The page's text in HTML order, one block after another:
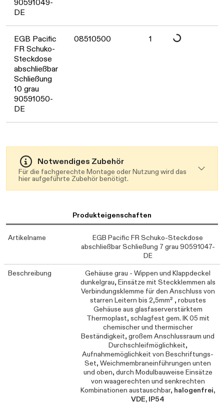
90591049-
DE
EGB Pacific
FR Schuko-
Steckdose
abschließbar
Schließung
10 grau
90591050-
DE
08510500 1
Notwendiges Zubehör
Für die fachgerechte Montage oder Nutzung wird das
hier aufgeführte Zubehör benötigt.
Produkteigenschaften
Artikelname
EGB Pacific FR Schuko-Steckdose
abschließbar Schließung 7 grau 90591047-
DE
Beschreibung
Gehäuse grau - Wippen und Klappdeckel
dunkelgrau, Einsätze mit Steckklemmen als
Verbindungsklemme für den Anschluss von
starren Leitern bis 2,5mm² , robustes
Gehäuse aus glasfaserverstärktem
Thermoplast, schlagfest gem. IK 05 mit
chemischer und thermischer
Beständigkeit, großem Anschlussraum und
Durchschleifmöglichkeit,
Aufnahmemöglichkeit von Beschriftungs-
Set, Weichmembraneinführungen unten
und oben, durch Modulbauweise Einsätze
von waagerechten und senkrechten
Kombinationen austauschbar, halogenfrei,
VDE, IP54